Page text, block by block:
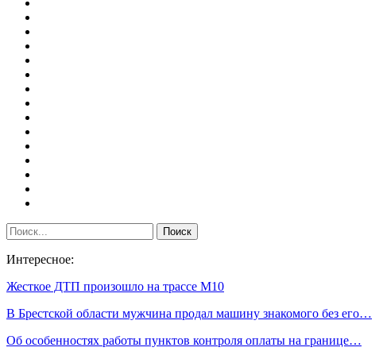
Интересное:
Жесткое ДТП произошло на трассе М10
В Брестской области мужчина продал машину знакомого без его…
Об особенностях работы пунктов контроля оплаты на границе…